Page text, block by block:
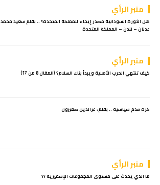
منبر الرأي
هل الثورة السودانية مصدر إيحاء للمملكة المتحدة؟ .. بقلم سعيد محمد
عدنان – لندن – المملكة المتحدة
منبر الرأي
كيف تنتهي الحرب الأهلية ويبدأ بناء السلام؟ (المقال 8 من 17)
كرة قدم سياسية .. بقلم: عزالدين صغيرون
منبر الرأي
ما الذي يحدث على مستوى المجموعات الإسفيرية ؟؟